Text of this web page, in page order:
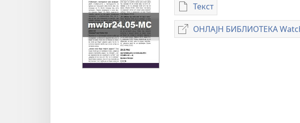
Текст
Опции
за
преземање
ОНЛАЈН БИБЛИОТЕКА
ОНЛАЈН